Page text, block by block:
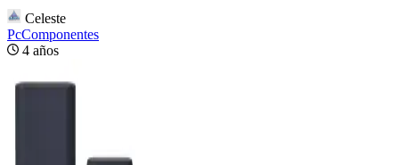
Celeste
PcComponentes
4 años